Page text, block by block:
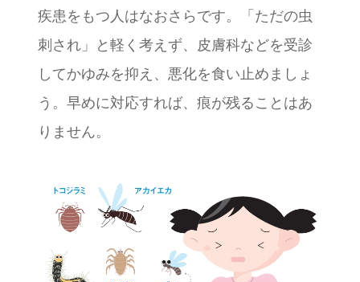
疾患をもつ人はなおさらです。「ただの虫
刺され」と軽く考えず、皮膚科などを受診
してかゆみを抑え、悪化を食い止めましょ
う。早めに対応すれば、痕が残ることはあ
りません。